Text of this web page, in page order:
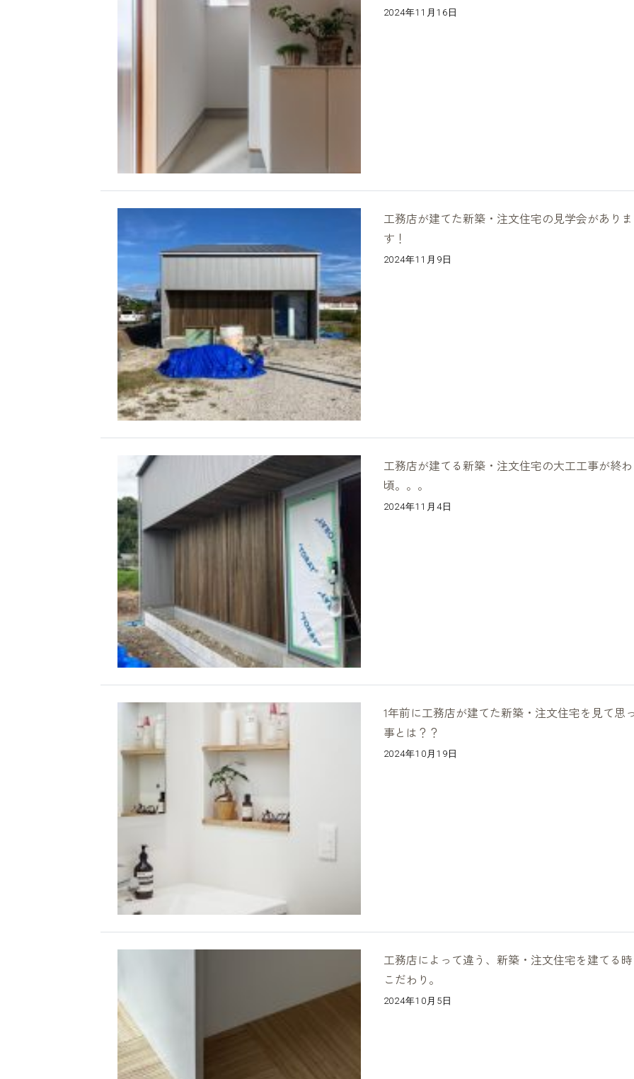
2024年11月16日
工務店が建てた新築・注文住宅の見学会がありま
す！
2024年11月9日
工務店が建てる新築・注文住宅の大工工事が終
頃。。。
2024年11月4日
1年前に工務店が建てた新築・注文住宅を見て思
事とは？？
2024年10月19日
工務店によって違う、新築・注文住宅を建てる
こだわり。
2024年10月5日